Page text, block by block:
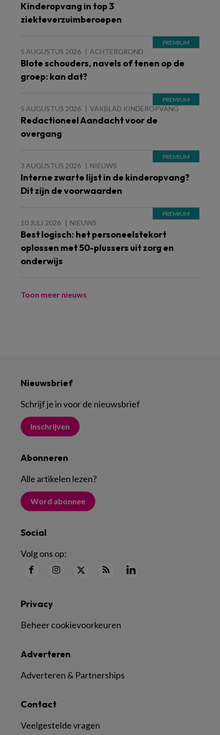
Kinderopvang in top 3
ziekteverzuimberoepen
5 AUGUSTUS 2026 ACHTERGROND
Blote schouders, navels of tenen op de
groep: kan dat?
5 AUGUSTUS 2026 VAKBLAD KINDEROPVANG
Redactioneel Aandacht voor de
overgang
3 AUGUSTUS 2026 NIEUWS
Interne zwarte lijst in de kinderopvang?
Dit zijn de voorwaarden
10 JULI 2026 NIEUWS
Best logisch: het personeelstekort
oplossen met 50-plussers uit zorg en
onderwijs
Toon meer nieuws
Nieuwsbrief
Schrijf je in voor de nieuwsbrief
Inschrijven
Abonneren
Alle artikelen lezen?
Word abonnee
Social
Volg ons op:
Contact
Veelgestelde vragen
Adverteren
Adverteren & Partnerships
Privacy
Beheer cookievoorkeuren